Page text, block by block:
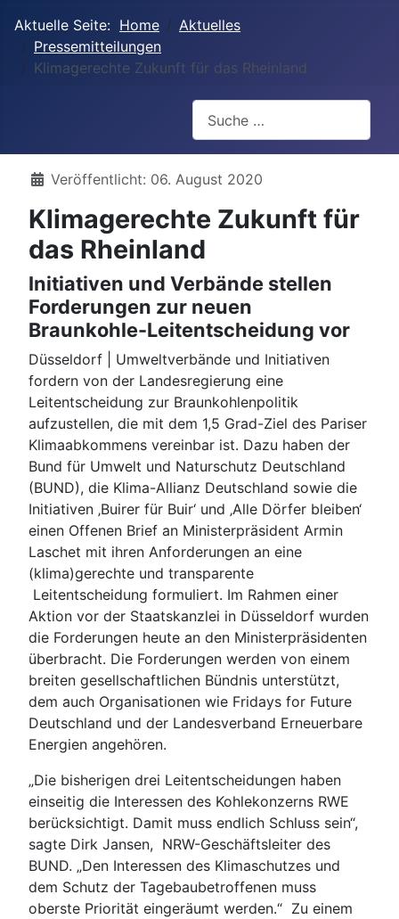
Aktuelle Seite: Home
Aktuelles
Pressemitteilungen
Klimagerechte Zukunft für das Rheinland
Details
Veröffentlicht: 06. August 2020
Klimagerechte Zukunft für
das Rheinland
Initiativen und Verbände stellen
Forderungen zur neuen
Braunkohle-Leitentscheidung vor
Düsseldorf | Umweltverbände und Initiativen
fordern von der Landesregierung eine
Leitentscheidung zur Braunkohlenpolitik
aufzustellen, die mit dem 1,5 Grad-Ziel des Pariser
Klimaabkommens vereinbar ist. Dazu haben der
Bund für Umwelt und Naturschutz Deutschland
(BUND), die Klima-Allianz Deutschland sowie die
Initiativen ‚Buirer für Buir‘ und ‚Alle Dörfer bleiben‘
einen Offenen Brief an Ministerpräsident Armin
Laschet mit ihren Anforderungen an eine
(klima)gerechte und transparente
Leitentscheidung formuliert. Im Rahmen einer
Aktion vor der Staatskanzlei in Düsseldorf wurden
die Forderungen heute an den Ministerpräsidenten
überbracht. Die Forderungen werden von einem
breiten gesellschaftlichen Bündnis unterstützt,
dem auch Organisationen wie Fridays for Future
Deutschland und der Landesverband Erneuerbare
Energien angehören.
„Die bisherigen drei Leitentscheidungen haben
einseitig die Interessen des Kohlekonzerns RWE
berücksichtigt. Damit muss endlich Schluss sein“,
sagte Dirk Jansen, NRW-Geschäftsleiter des
BUND. „Den Interessen des Klimaschutzes und
dem Schutz der Tagebaubetroffenen muss
oberste Priorität eingeräumt werden.“ Zu einem